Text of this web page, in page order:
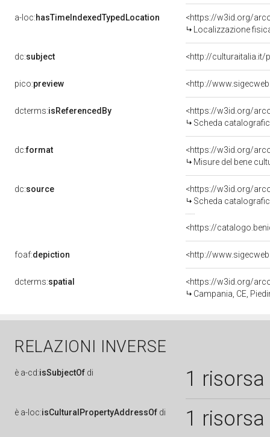
a-loc:hasTimeIndexedTypedLocation
<https://w3id.org/
Localizzazione
dc:subject <http://culturaitalia.it/
pico:preview <http://
dcterms:isReferencedBy
<https://w3id.org/
Scheda
dc:format
<https://w3id.org/
Misure del bene
dc:source
<https://w3id.org/
Scheda
<https://
foaf:depiction <http://
dcterms:spatial
<https://w3id.org/
Campania, CE,
RELAZIONI INVERSE
è a-cd:isSubjectOf di 1 risorsa
è a-loc:isCulturalPropertyAddressOf di 1 risorsa